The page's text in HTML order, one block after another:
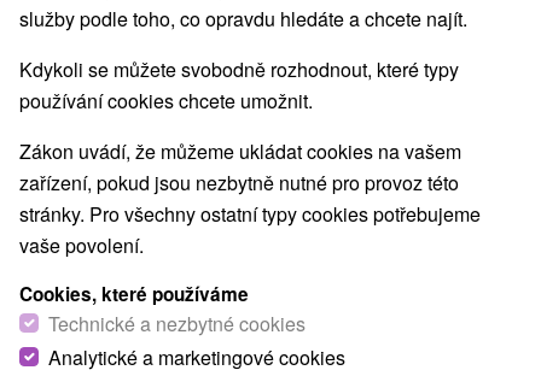
služby podle toho, co opravdu hledáte a chcete najít.
Kdykoli se můžete svobodně rozhodnout, které typy
používání cookies chcete umožnit.
Zákon uvádí, že můžeme ukládat cookies na vašem
zařízení, pokud jsou nezbytně nutné pro provoz této
stránky. Pro všechny ostatní typy cookies potřebujeme
vaše povolení.
Cookies, které používáme
Technické a nezbytné cookies
Analytické a marketingové cookies